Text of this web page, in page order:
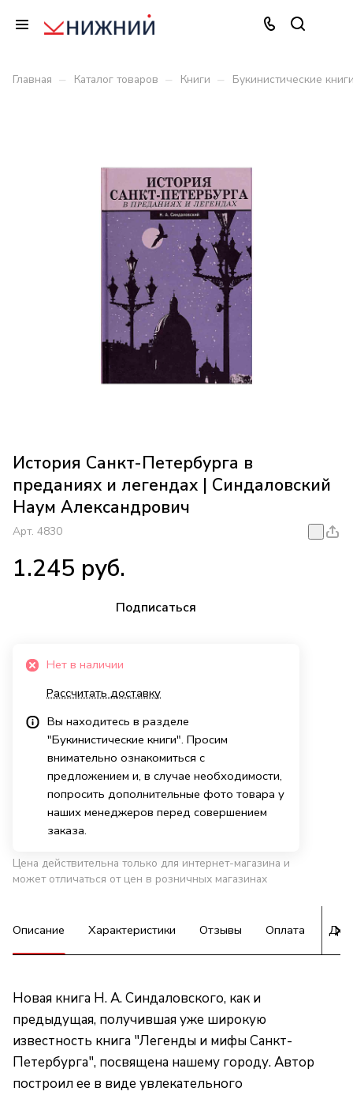
Главная – Каталог товаров – Книги – Букинистические
История Санкт-Петербурга в
преданиях и легендах | Синдаловский
Наум Александрович
Арт. 4830
1.245 руб.
Подписаться
Нет в наличии
Рассчитать доставку
Вы находитесь в разделе
"Букинистические книги". Просим
внимательно ознакомиться с
предложением и, в случае необходимости,
попросить дополнительные фото товара у
наших менеджеров перед совершением
заказа.
Цена действительна только для интернет-магазина и
может отличаться от цен в розничных магазинах
Описание Характеристики Отзывы Оплата
Новая книга Н. А. Синдаловского, как и
предыдущая, получившая уже широкую
известность книга "Легенды и мифы Санкт-
Петербурга", посвящена нашему городу. Автор
построил ее в виде увлекательного